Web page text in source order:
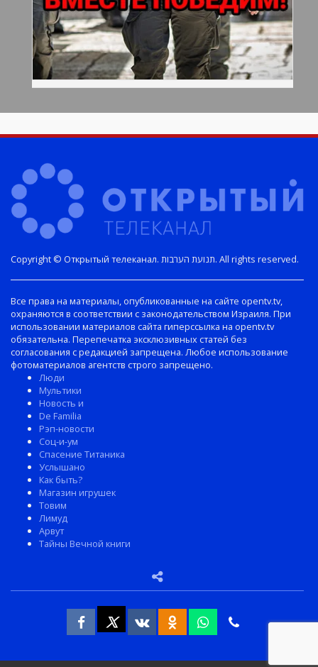
Copyright © Открытый телеканал. תנועת הערבות. All rights reserved.
Все права на материалы, опубликованные на сайте opentv.tv,
охраняются в соответствии с законодательством Израиля. При
использовании материалов сайта гиперссылка на opentv.tv
обязательна. Перепечатка эксклюзивных статей без
согласования с редакцией запрещена. Любое использование
фотоматериалов агентств строго запрещено.
Люди
Мультики
Новость и
De Familia
Рэп-новости
Соц-и-ум
Спасение Титаника
Услышано
Как быть?
Магазин игрушек
Товим
Лимуд
Арвут
Тайны Вечной книги